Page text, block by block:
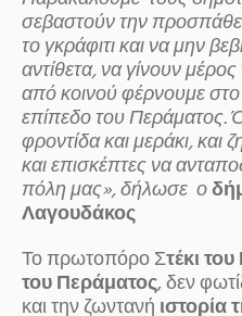
σεβαστούν την
το γκράφιτι και να μην
αντίθετα, να γίνουν
από κοινού φέρνουμε στο
επίπεδο του Περάματος.
φροντίδα και μεράκι, και
και επισκέπτες να
πόλη μας», δήλωσε ο
Λαγουδάκος
Το πρωτοπόρο Στέκι
του Περάματος, δεν
και την ζωντανή ιστορία